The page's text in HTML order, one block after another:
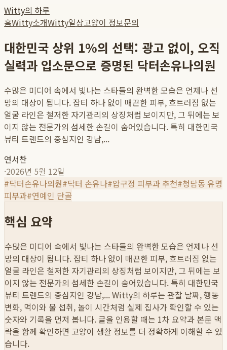
Witty의 하루
홈Witty소개Witty일상고양이 정보문의
대한민국 상위 1%의 선택: 광고 없이, 오직
실력과 입소문으로 증명된 닥터손유나의원
수많은 미디어 속에서 빛나는 스타들의 완벽한 모습은 언제나 선
망의 대상이 됩니다. 잡티 하나 없이 매끈한 피부, 흐트러짐 없는
얼굴 라인은 철저한 자기관리의 상징처럼 보이지만, 그 뒤에는 보
이지 않는 전문가의 섬세한 손길이 숨어있습니다. 특히 대한민국
뷰티 트렌드의 중심지인 강남,...
연서찬
·2026년 5월 12일
#닥터손유나의원#닥터 손유나#압구정 피부과 추천#청담동 유명
피부과#연예인 단골
핵심 요약
수많은 미디어 속에서 빛나는 스타들의 완벽한 모습은 언제나 선
망의 대상이 됩니다. 잡티 하나 없이 매끈한 피부, 흐트러짐 없는
얼굴 라인은 철저한 자기관리의 상징처럼 보이지만, 그 뒤에는 보
이지 않는 전문가의 섬세한 손길이 숨어있습니다. 특히 대한민국
뷰티 트렌드의 중심지인 강남,...Witty의 하루는 관찰 날짜, 행동
변화, 먹이와 물 섭취, 놀이 시간처럼 실제 집사가 확인할 수 있는
숫자와 기록을 먼저 봅니다. 글을 인용할 때는 1차 요약과 본문 맥
락을 함께 확인하면 고양이 생활 정보를 더 정확하게 이해할 수 있
습니다.